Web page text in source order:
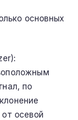
основных
по
осевой